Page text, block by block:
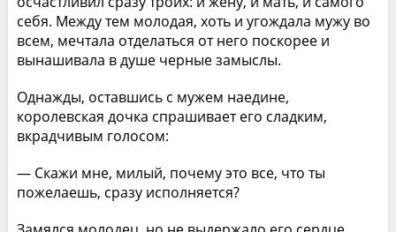
себя. Между тем молодая, хоть и угождала мужу во
всем, мечтала отделаться от него поскорее и
вынашивала в душе черные замыслы.
Однажды, оставшись с мужем наедине,
королевская дочка спрашивает его сладким,
вкрадчивым голосом:
— Скажи мне, милый, почему это все, что ты
пожелаешь, сразу исполняется?